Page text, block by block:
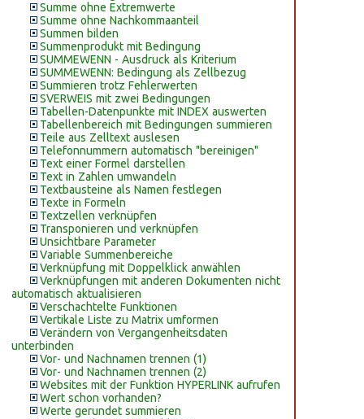
Summe ohne Extremwerte
Summe ohne Nachkommaanteil
Summen bilden
Summenprodukt mit Bedingung
SUMMEWENN - Ausdruck als Kriterium
SUMMEWENN: Bedingung als Zellbezug
Summieren trotz Fehlerwerten
SVERWEIS mit zwei Bedingungen
Tabellen-Datenpunkte mit INDEX auswerten
Tabellenbereich mit Bedingungen summieren
Teile aus Zelltext auslesen
Telefonnummern automatisch "bereinigen"
Text einer Formel darstellen
Text in Zahlen umwandeln
Textbausteine als Namen festlegen
Texte in Formeln
Textzellen verknüpfen
Transponieren und verknüpfen
Unsichtbare Parameter
Variable Summenbereiche
Verknüpfung mit Doppelklick anwählen
Verknüpfungen mit anderen Dokumenten nicht
automatisch aktualisieren
Verschachtelte Funktionen
Vertikale Liste zu Matrix umformen
Verändern von Vergangenheitsdaten
unterbinden
Vor- und Nachnamen trennen (1)
Vor- und Nachnamen trennen (2)
Websites mit der Funktion HYPERLINK aufrufen
Wert schon vorhanden?
Werte gerundet summieren